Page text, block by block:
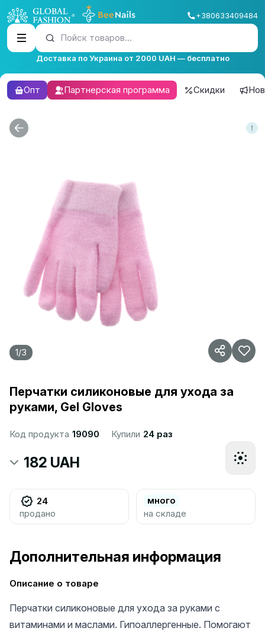
+380633409484
Пойск товаров...
Доставка по Украина от 2000 UAH — бесплатно
Опт Партнерская программа Скидки
1/3
Перчатки силиконовые для ухода за
руками, Gel Gloves
Код продукта 19090 Купили 24 раз
182 UAH
24
продано
много
на складе
Дополнительная информация
Описание о товаре
Перчатки силиконовые для ухода за руками с
витаминами и маслами. Гипоаллергенные. Помогают